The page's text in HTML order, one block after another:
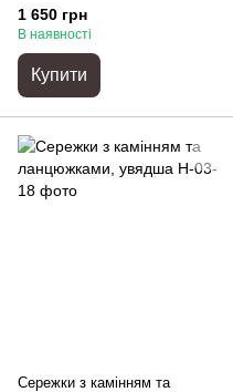
1 650 грн
В наявності
Купити
Сережки з камінням та